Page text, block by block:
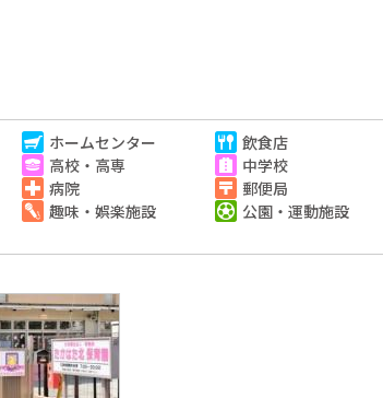
ホームセンター
飲食店
高校・高専
中学校
病院
郵便局
趣味・娯楽施設
公園・運動施設